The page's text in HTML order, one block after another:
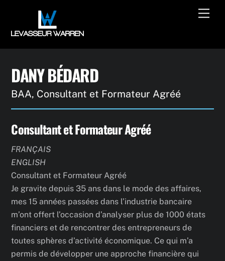
content
DANY BÉDARD
BAA, Consultant et Formateur Agréé
Consultant et Formateur Agréé
FRANÇAIS
ENGLISH
Consultant et Formateur Agréé
Je gravite depuis 35 ans dans le mode des affaires,
mes 15 années passées dans l’industrie bancaire
m’ont offert l’occasion d’analyser plus de 1000 états
financiers et de rencontrer des entrepreneurs de
toutes sphères d’activité économique. Ce qui m’a
permis de développer une approche financière qui